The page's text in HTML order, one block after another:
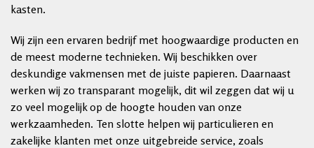
kasten.
Wij zijn een ervaren bedrijf met hoogwaardige producten en
de meest moderne technieken. Wij beschikken over
deskundige vakmensen met de juiste papieren. Daarnaast
werken wij zo transparant mogelijk, dit wil zeggen dat wij u
zo veel mogelijk op de hoogte houden van onze
werkzaamheden. Ten slotte helpen wij particulieren en
zakelijke klanten met onze uitgebreide service, zoals